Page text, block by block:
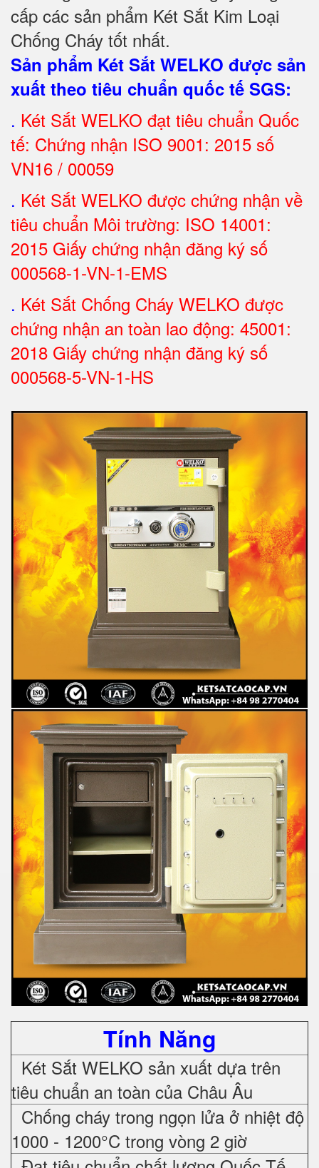
cấp các sản phẩm Két Sắt Kim Loại
Chống Cháy tốt nhất.
Sản phẩm Két Sắt WELKO được sản
xuất theo tiêu chuẩn quốc tế SGS:
. Két Sắt WELKO đạt tiêu chuẩn Quốc
tế: Chứng nhận ISO 9001: 2015 số
VN16 / 00059
. Két Sắt WELKO được chứng nhận về
tiêu chuẩn Môi trường: ISO 14001:
2015 Giấy chứng nhận đăng ký số
000568-1-VN-1-EMS
. Két Sắt Chống Cháy WELKO được
chứng nhận an toàn lao động: 45001:
2018 Giấy chứng nhận đăng ký số
000568-5-VN-1-HS
Tính Năng
Két Sắt WELKO sản xuất dựa trên
tiêu chuẩn an toàn của Châu Âu
Chống cháy trong ngọn lửa ở nhiệt độ
1000 - 1200°C trong vòng 2 giờ